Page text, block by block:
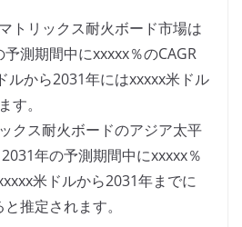
トリックス耐火ボード市場は
測期間中にxxxxx％のCAGR
ルから2031年にはxxxxx米ドル
す。
クス耐火ボードのアジア太平
年の予測期間中にxxxxx％
米ドルから2031年までに
推定されます。